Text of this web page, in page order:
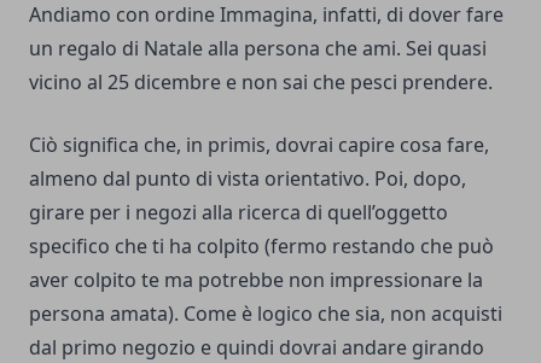
Andiamo con ordine Immagina, infatti, di dover fare
un regalo di Natale alla persona che ami. Sei quasi
vicino al 25 dicembre e non sai che pesci prendere.
Ciò significa che, in primis, dovrai capire cosa fare,
almeno dal punto di vista orientativo. Poi, dopo,
girare per i negozi alla ricerca di quell’oggetto
specifico che ti ha colpito (fermo restando che può
aver colpito te ma potrebbe non impressionare la
persona amata). Come è logico che sia, non acquisti
dal primo negozio e quindi dovrai andare girando